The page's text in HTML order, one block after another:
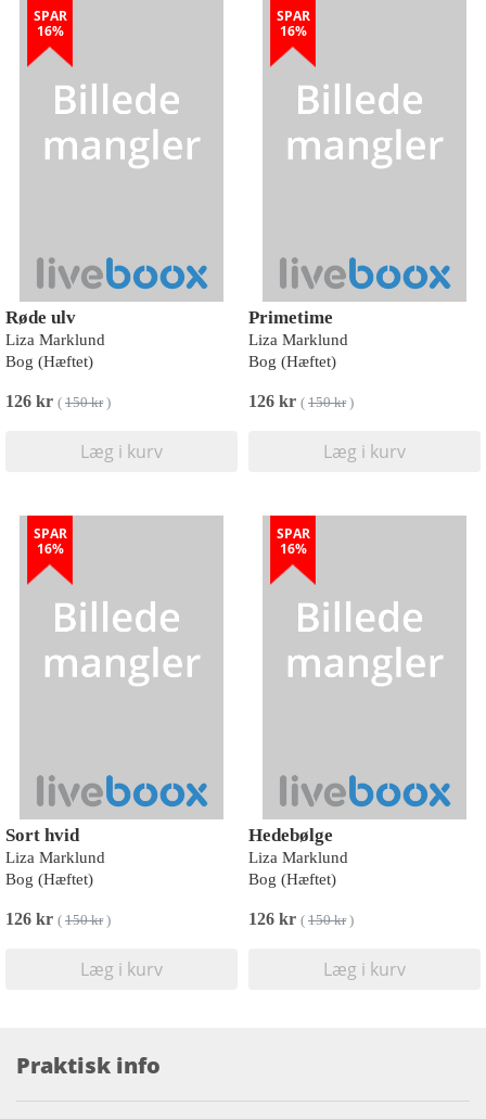
SPAR
16%
Røde ulv
Liza Marklund
Bog (Hæftet)
126 kr ( 150 kr)
Læg i kurv
SPAR
16%
Primetime
Liza Marklund
Bog (Hæftet)
126 kr ( 150 kr)
Læg i kurv
SPAR
16%
Sort hvid
Liza Marklund
Bog (Hæftet)
126 kr ( 150 kr)
Læg i kurv
SPAR
16%
Hedebølge
Liza Marklund
Bog (Hæftet)
126 kr ( 150 kr)
Læg i kurv
Praktisk info